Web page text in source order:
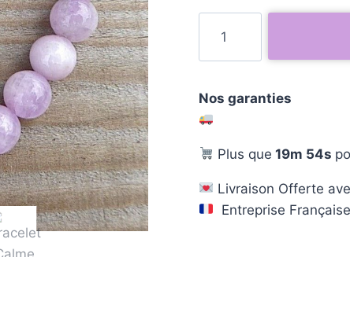
Nos garanties
Plus que 19m 53s
Livraison Offerte
Entreprise